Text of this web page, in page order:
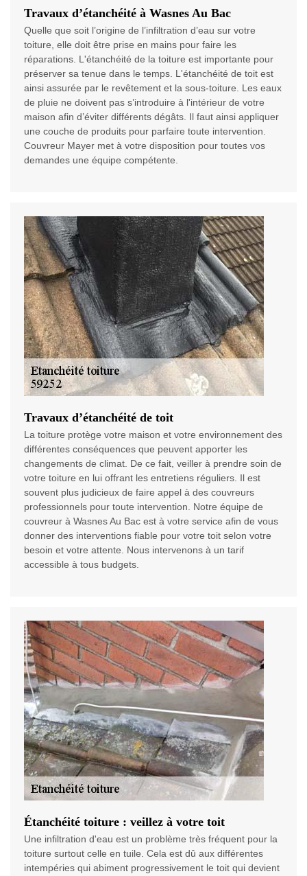
Travaux d’étanchéité à Wasnes Au Bac
Quelle que soit l’origine de l’infiltration d’eau sur votre
toiture, elle doit être prise en mains pour faire les
réparations. L'étanchéité de la toiture est importante pour
préserver sa tenue dans le temps. L'étanchéité de toit est
ainsi assurée par le revêtement et la sous-toiture. Les eaux
de pluie ne doivent pas s’introduire à l'intérieur de votre
maison afin d’éviter différents dégâts. Il faut ainsi appliquer
une couche de produits pour parfaire toute intervention.
Couvreur Mayer met à votre disposition pour toutes vos
demandes une équipe compétente.
Travaux d’étanchéité de toit
La toiture protège votre maison et votre environnement des
différentes conséquences que peuvent apporter les
changements de climat. De ce fait, veiller à prendre soin de
votre toiture en lui offrant les entretiens réguliers. Il est
souvent plus judicieux de faire appel à des couvreurs
professionnels pour toute intervention. Notre équipe de
couvreur à Wasnes Au Bac est à votre service afin de vous
donner des interventions fiable pour votre toit selon votre
besoin et votre attente. Nous intervenons à un tarif
accessible à tous budgets.
Étanchéité toiture : veillez à votre toit
Une infiltration d'eau est un problème très fréquent pour la
toiture surtout celle en tuile. Cela est dû aux différentes
intempéries qui abiment progressivement le toit qui devient